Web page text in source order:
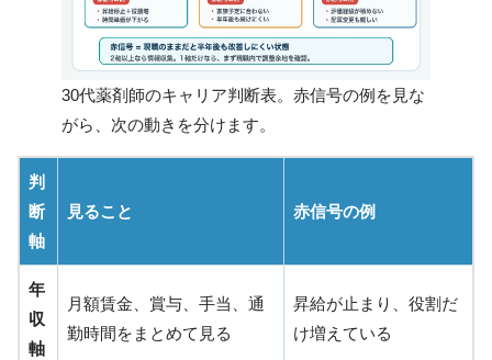
30代薬剤師のキャリア判断表。赤信号の例を見な
がら、次の動きを分けます。
判
断
軸
見ること 赤信号の例
年
収
軸
月額賃金、賞与、手当、通
勤時間をまとめて見る
昇給が止まり、役割だ
け増えている